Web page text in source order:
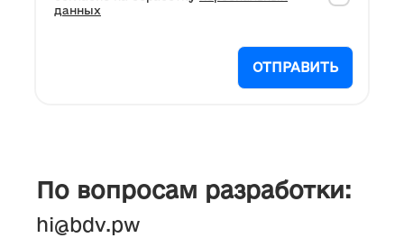
данных
ОТПРАВИТЬ
По вопросам разработки:
hi@bdv.pw